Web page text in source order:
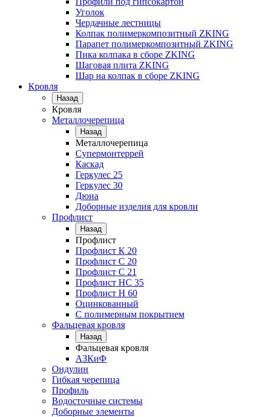
Уголок
Чердачные лестницы
Колпак полимеркомпозитный ZKING
Парапет полимеркомпозитный ZKING
Пика колпака в сборе ZKING
Шаговая плита ZKING
Шар на колпак в сборе ZKING
Кровля
Назад
Кровля
Металлочерепица
Назад
Металлочерепица
Супермонтеррей
Каскад
Геркулес 25
Геркулес 30
Дюна
Доборные изделия для кровли
Профлист
Назад
Профлист
Профлист К 20
Профлист С 20
Профлист C 21
Профлист НС 35
Профлист Н 60
Оцинкованный
С полимерным покрытием
Фальцевая кровля
Назад
Фальцевая кровля
АЗКиФ
Ондулин
Гибкая черепица
Профиль
Водосточные системы
Доборные элементы